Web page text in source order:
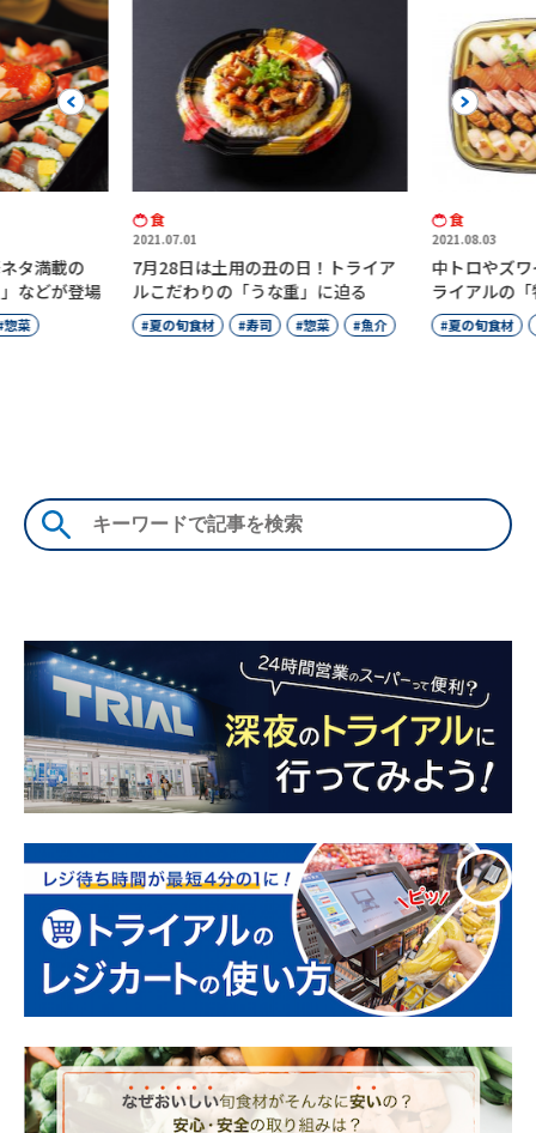
Previous
タ満載の
などが登場
惣菜
食
2021.07.01
7月28日は土用の丑の日！トライア
ルこだわりの「うな重」に迫る
夏の旬食材 寿司 惣菜 魚介
食
2021.08.03
中トロやズ
ライアルの
夏の旬食材
Next